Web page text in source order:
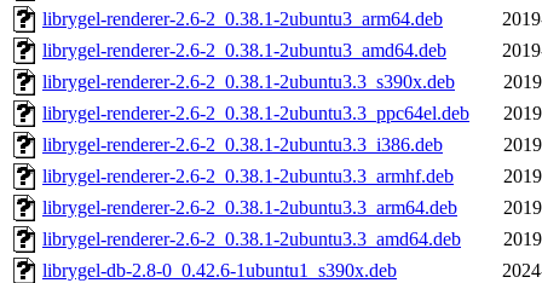
librygel-renderer-2.6-2_0.38.1-2ubuntu3_arm64.deb
librygel-renderer-2.6-2_0.38.1-2ubuntu3_amd64.deb
librygel-renderer-2.6-2_0.38.1-2ubuntu3.3_s390x.deb
librygel-renderer-2.6-2_0.38.1-2ubuntu3.3_ppc64el.deb
librygel-renderer-2.6-2_0.38.1-2ubuntu3.3_i386.deb
librygel-renderer-2.6-2_0.38.1-2ubuntu3.3_armhf.deb
librygel-renderer-2.6-2_0.38.1-2ubuntu3.3_arm64.deb
librygel-renderer-2.6-2_0.38.1-2ubuntu3.3_amd64.deb
librygel-db-2.8-0_0.42.6-1ubuntu1_s390x.deb